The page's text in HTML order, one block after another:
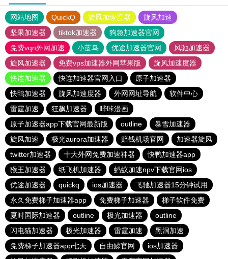
网站地图 QuickQ 旋风加速度器
旋风加速
坚果加速器
tiktok加速器
狗急加速器官网
免费vqn外网加速
小蓝鸟 优途加速器官网
风驰加速器
旋风加速器
免费vps加速器外网苹果版
旋风加速度器
快连加速器
快连加速器官网入口
原子加速器
快鸭加速器
旋风加速度器 外网网址导航
软件中心
雷霆加速
狂飙加速器
哔咔漫画
原子加速器app下载官网最新版
outline
暴雪加速器
旋风加速
极光aurora加速器 赔钱机场官网
加速器旋风
twitter加速器
十大外网免费加速神器
快鸭加速器app
猴王加速器
纸飞机加速器
蚂蚁加速npv下载官网ios
优途加速器
quickq ios加速器
飞驰加速器15分钟试用
永久免费梯子加速器app
免费梯子加速器
梯子软件免费
夏时国际加速器
outline 极光加速器
outline
闪电猫加速器
极光加速器 雷霆加速
黑洞加速
免费梯子加速器app七天
自由鲸官网
ios加速器